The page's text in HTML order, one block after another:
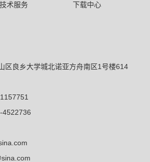
技术服务
下载中心
区良乡大学城北诺亚方舟南区1号楼614
4522736